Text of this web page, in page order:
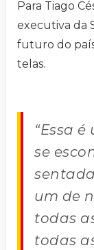
Para Tiago
executiva da
futuro do
telas.
“Essa
se
um de
todas
todas